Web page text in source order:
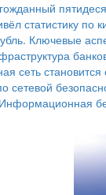
статистику по
Ключевые
сеть
сетевой